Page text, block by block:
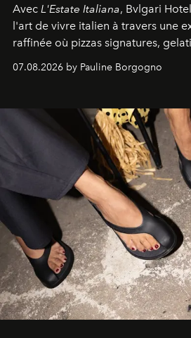
Avec L'Estate Italiana, Bvlgari
l'art de vivre italien à travers une
raffinée où pizzas signatures,
07.08.2026 by Pauline Borgogno